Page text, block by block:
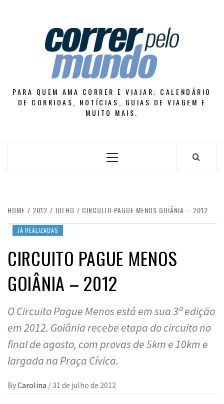
PARA QUEM AMA CORRER E VIAJAR. CALENDÁRIO
DE CORRIDAS, NOTÍCIAS, GUIAS DE VIAGEM E
MUITO MAIS.
Primary
HOME 2012 JULHO CIRCUITO PAGUE MENOS GOIÂNIA – 2012
JÁ REALIZADAS
CIRCUITO PAGUE MENOS
GOIÂNIA – 2012
O Circuito Pague Menos está em sua 3ª edição
em 2012. Goiânia recebe etapa do circuito no
final de agosto, com provas de 5km e 10km e
largada na Praça Cívica.
ByCarolina / 31 de julho de 2012